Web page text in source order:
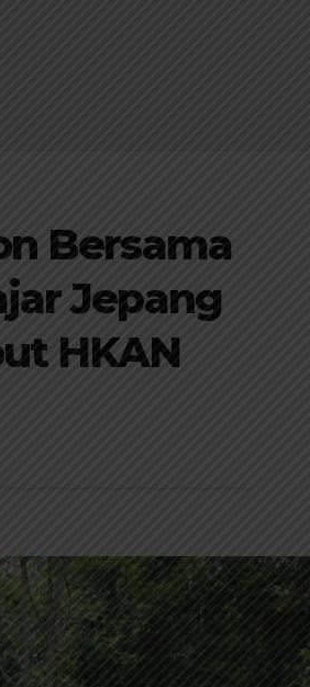
Bersama
Jepang
HKAN